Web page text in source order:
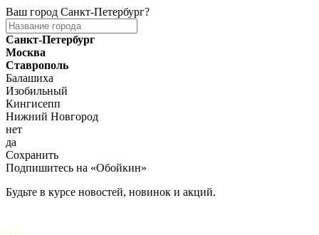
Ваш город Санкт-Петербург?
Санкт-Петербург
Москва
Ставрополь
Балашиха
Изобильный
Кингисепп
Нижний Новгород
нет
да
Сохранить
Подпишитесь на «Обойкин»
Будьте в курсе новостей, новинок и акций.